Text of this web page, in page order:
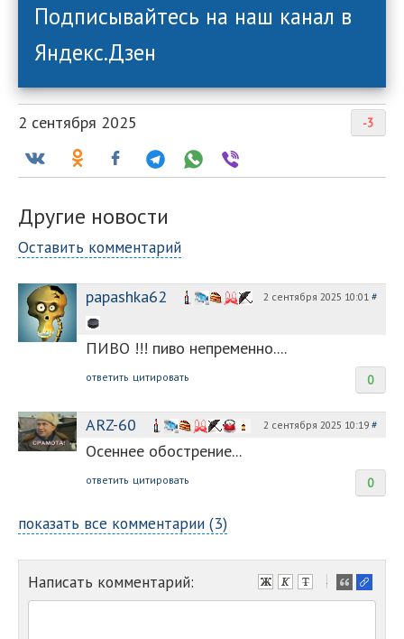
Подписывайтесь на наш канал в
Яндекс.Дзен
-3
2 сентября 2025
Другие новости
Оставить комментарий
papashka62 2 сентября 2025 10:01 #
ПИВО !!! пиво непременно....
0
ответить цитировать
ARZ-60 2 сентября 2025 10:19 #
Осеннее обострение...
0
ответить цитировать
показать все комментарии (3)
Написать комментарий:
-
-